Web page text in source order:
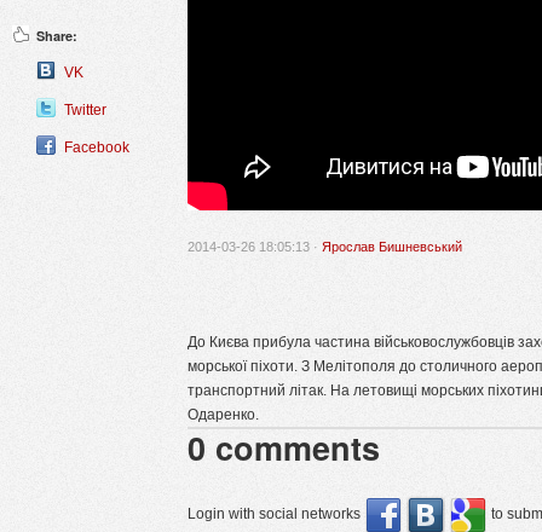
Share:
VK
Twitter
Facebook
2014-03-26 18:05:13 · Ярослав Бишневський
До Києва прибула частина військовослужбовців
морської піхоти. З Мелітополя до столичного
транспортний літак. На летовищі морських
Одаренко.
0 comments
Login with social networks to